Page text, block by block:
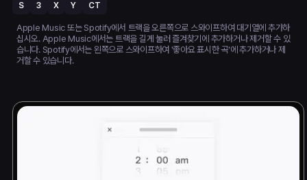
S 3 X Y CT
Apple Music 또는 Spotify에서 트랙을 오른쪽으로 스와이프하여 대기열에 추가하
십시오. Apple Music에서는 트랙을 길게 눌러 즐겨찾기에 추가하거나 제거할 수 있
습니다. Spotify에서는 왼쪽으로 스와이프하여 '좋아요 표시한 곡'에 추가하거나 제
거할 수 있습니다.